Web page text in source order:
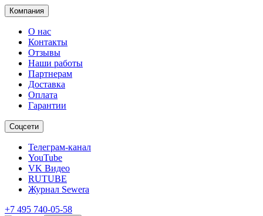
Компания
О нас
Контакты
Отзывы
Наши работы
Партнерам
Доставка
Оплата
Гарантии
Соцсети
Телеграм-канал
YouTube
VK Видео
RUTUBE
Журнал Sewera
+7 495 740-05-58